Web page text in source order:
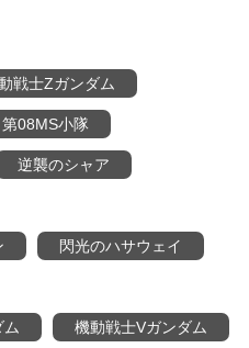
戦士Ζガンダム
第08MS小隊
逆襲のシャア
閃光のハサウェイ
機動戦士Vガンダム